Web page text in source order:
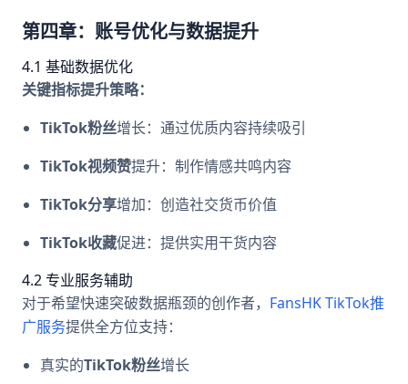
第四章：账号优化与数据提升
4.1 基础数据优化
关键指标提升策略：
TikTok粉丝增长：通过优质内容持续吸引
TikTok视频赞提升：制作情感共鸣内容
TikTok分享增加：创造社交货币价值
TikTok收藏促进：提供实用干货内容
4.2 专业服务辅助
对于希望快速突破数据瓶颈的创作者， FansHK TikTok推
广服务提供全方位支持：
真实的TikTok粉丝增长